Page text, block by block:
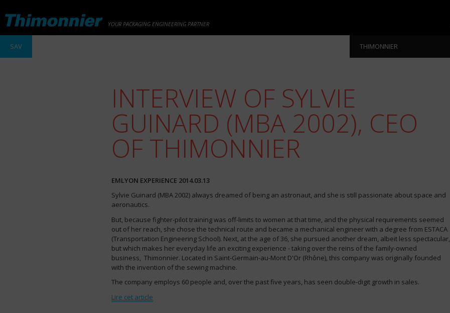
YOUR PACKAGING ENGINEERING PARTNER
SAV THIMONNIER
INTERVIEW OF SYLVIE
GUINARD (MBA 2002), CEO
OF THIMONNIER
EMLYON EXPERIENCE 2014.03.13
Sylvie Guinard (MBA 2002) always dreamed of being an astronaut, and she is still passionate about space and
aeronautics.
But, because fighter-pilot training was off-limits to women at that time, and the physical requirements seemed
out of her reach, she chose the technical route and became a mechanical engineer with a degree from ESTACA
(Transportation Engineering School). Next, at the age of 36, she pursued another dream, albeit less spectacular,
but which makes her everyday life an exciting experience - taking over the reins of the family-owned
business, Thimonnier. Located in Saint-Germain-au-Mont D'Or (Rhône), this company was originally founded
with the invention of the sewing machine.
The company employs 60 people and, over the past five years, has seen double-digit growth in sales.
Lire cet article